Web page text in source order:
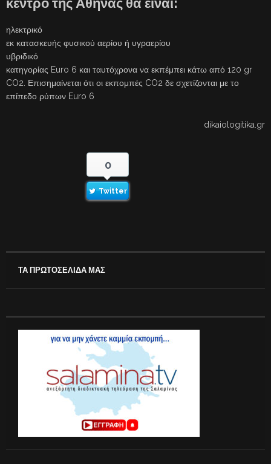
ηλεκτρικό
εκ κατασκευής φυσικού αερίου ή υγραερίου
υβριδικό
κατηγορίας Euro 6 και ταυτόχρονα να εκπέμπει κάτω από 120 gr
CO2. Επισημαίνεται ότι οι εκπομπές CO2 δε σχετίζονται με το
επίπεδο ρύπων Euro 6
dikaiologitika.gr
0
Twitter
ΤΑ ΠΡΩΤΟΣΕΛΙΔΑ ΜΑΣ